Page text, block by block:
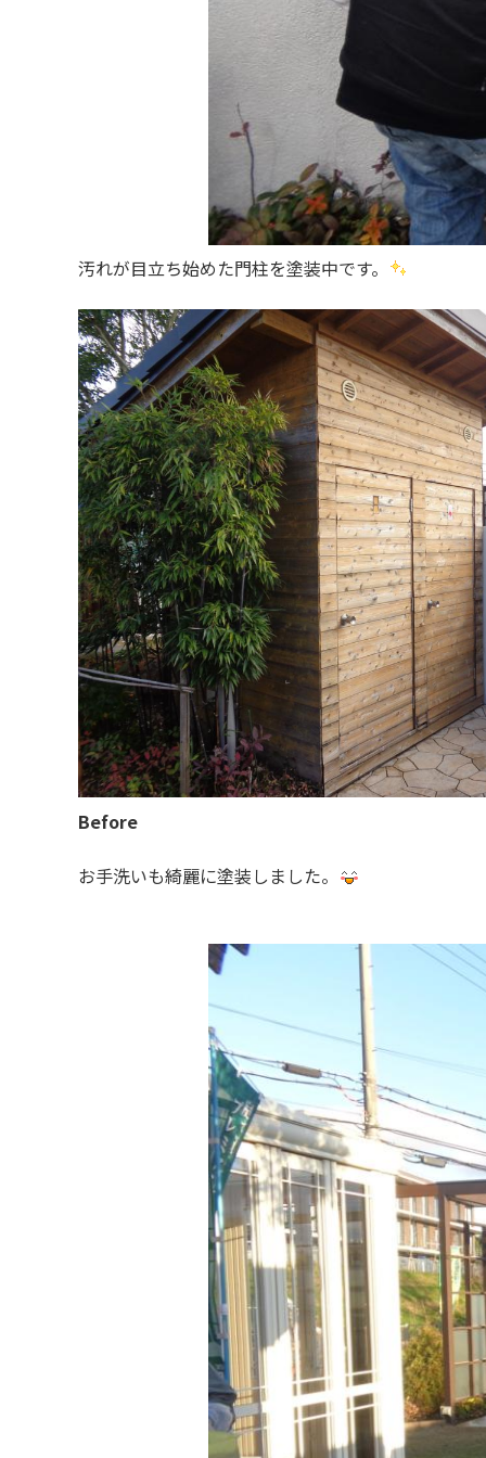
汚れが目立ち始めた門柱を塗装中です。
Before
お手洗いも綺麗に塗装しました。